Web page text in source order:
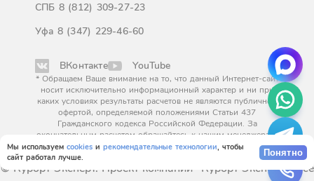
Мы используем cookies и рекомендательные технологии, чтобы
сайт работал лучше.
Понятно
СПБ 8 (812) 309-27-23
Уфа 8 (347) 229-46-60
ВКонтакте YouTube
* Обращаем Ваше внимание на то, что данный Интернет-сайт
носит исключительно информационный характер и ни при
каких условиях результаты расчетов не являются публичной
офертой, определяемой положениями Статьи 437
Гражданского кодекса Российской Федерации. За
окончательным расчетом обращайтесь к нашим менеджерам.
© Курорт Эксперт. Проект компании "Курорт Эксперт". Все